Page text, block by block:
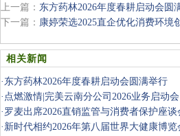
上一篇： 东方药林2026年度春耕启动会圆
下一篇： 康婷荣选2025直企优化消费环境
相关新闻
· 东方药林2026年度春耕启动会圆满举行
· 点燃激情|完美云南分公司2026业务启动会
· 罗麦出席2026直销监管与消费者保护座谈
· 新时代相约2026年第八届世界大健康博览